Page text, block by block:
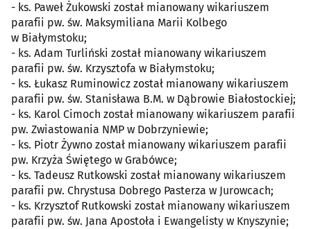
- ks. Paweł Żukowski został mianowany wikariuszem
parafii pw. św. Maksymiliana Marii Kolbego
w Białymstoku;
- ks. Adam Turliński został mianowany wikariuszem
parafii pw. św. Krzysztofa w Białymstoku;
- ks. Łukasz Ruminowicz został mianowany wikariuszem
parafii pw. św. Stanisława B.M. w Dąbrowie Białostockiej;
- ks. Karol Cimoch został mianowany wikariuszem parafii
pw. Zwiastowania NMP w Dobrzyniewie;
- ks. Piotr Żywno został mianowany wikariuszem parafii
pw. Krzyża Świętego w Grabówce;
- ks. Tadeusz Rutkowski został mianowany wikariuszem
parafii pw. Chrystusa Dobrego Pasterza w Jurowcach;
- ks. Krzysztof Rutkowski został mianowany wikariuszem
parafii pw. św. Jana Apostoła i Ewangelisty w Knyszynie;